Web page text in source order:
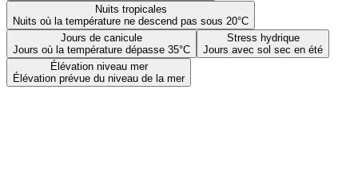
Nuits tropicales
Nuits où la température ne descend pas sous 20°C
Jours de canicule
Jours où la température dépasse 35°C
Stress hydrique
Jours avec sol sec en été
Élévation niveau mer
Élévation prévue du niveau de la mer